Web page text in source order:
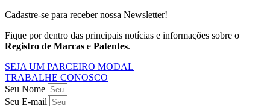
Cadastre-se para receber nossa Newsletter!
Fique por dentro das principais notícias e informações sobre o
Registro de Marcas e Patentes.
SEJA UM PARCEIRO MODAL
TRABALHE CONOSCO
Seu Nome
Seu E-mail